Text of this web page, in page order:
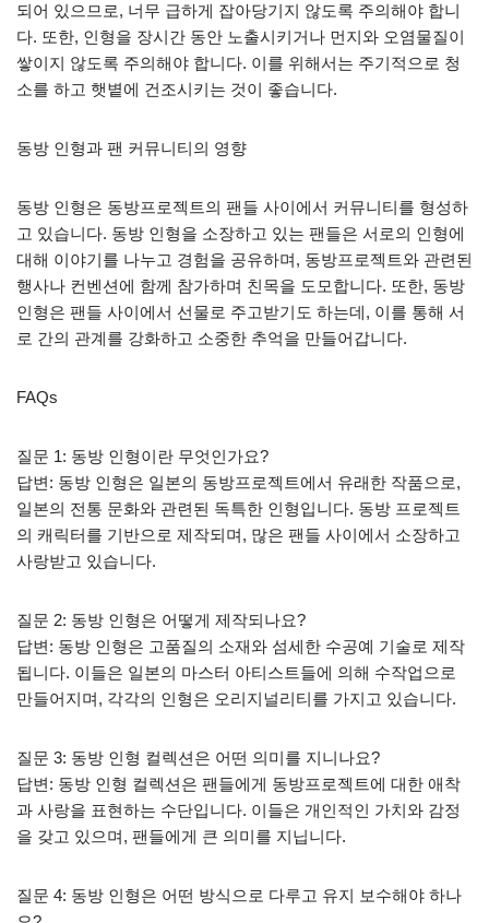
되어 있으므로, 너무 급하게 잡아당기지 않도록 주의해야 합니
다. 또한, 인형을 장시간 동안 노출시키거나 먼지와 오염물질이
쌓이지 않도록 주의해야 합니다. 이를 위해서는 주기적으로 청
소를 하고 햇볕에 건조시키는 것이 좋습니다.
동방 인형과 팬 커뮤니티의 영향
동방 인형은 동방프로젝트의 팬들 사이에서 커뮤니티를 형성하
고 있습니다. 동방 인형을 소장하고 있는 팬들은 서로의 인형에
대해 이야기를 나누고 경험을 공유하며, 동방프로젝트와 관련된
행사나 컨벤션에 함께 참가하며 친목을 도모합니다. 또한, 동방
인형은 팬들 사이에서 선물로 주고받기도 하는데, 이를 통해 서
로 간의 관계를 강화하고 소중한 추억을 만들어갑니다.
FAQs
질문 1: 동방 인형이란 무엇인가요?
답변: 동방 인형은 일본의 동방프로젝트에서 유래한 작품으로,
일본의 전통 문화와 관련된 독특한 인형입니다. 동방 프로젝트
의 캐릭터를 기반으로 제작되며, 많은 팬들 사이에서 소장하고
사랑받고 있습니다.
질문 2: 동방 인형은 어떻게 제작되나요?
답변: 동방 인형은 고품질의 소재와 섬세한 수공예 기술로 제작
됩니다. 이들은 일본의 마스터 아티스트들에 의해 수작업으로
만들어지며, 각각의 인형은 오리지널리티를 가지고 있습니다.
질문 3: 동방 인형 컬렉션은 어떤 의미를 지니나요?
답변: 동방 인형 컬렉션은 팬들에게 동방프로젝트에 대한 애착
과 사랑을 표현하는 수단입니다. 이들은 개인적인 가치와 감정
을 갖고 있으며, 팬들에게 큰 의미를 지닙니다.
질문 4: 동방 인형은 어떤 방식으로 다루고 유지 보수해야 하나